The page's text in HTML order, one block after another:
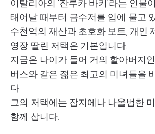
이탈리아의 ‘잔루카 바키’라는 인물
태어날 때부터 금수저를 입에 물고
수천억의 재산과 초호화 보트, 개인
영장 딸린 저택은 기본입니다.
지금은 나이가 들어 거의 할아버지
버스와 같은 젊은 최고의 미녀들을
다.
그의 저택에는 잡지에나 나올법한
함께 삽니다.